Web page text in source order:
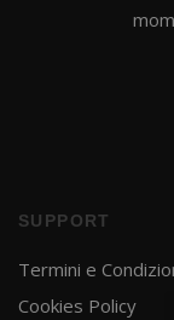
SUPPORT
Termini e
Cookies Policy